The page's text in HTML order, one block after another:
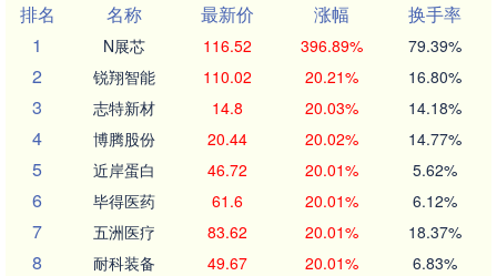
排名
名称 最新价 涨幅
换手率
1
N展芯 116.52 396.89% 79.39%
2 锐翔智能 110.02 20.21% 16.80%
3 志特新材 14.8 20.03% 14.18%
4 博腾股份 20.44 20.02% 14.77%
5 近岸蛋白 46.72 20.01% 5.62%
6 毕得医药 61.6 20.01% 6.12%
7 五洲医疗 83.62 20.01% 18.37%
8 耐科装备 49.67 20.01% 6.83%